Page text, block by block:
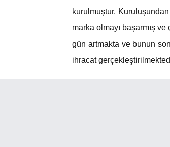
kurulmuştur.
marka olmayı başarmış
gün artmakta ve bunun
ihracat